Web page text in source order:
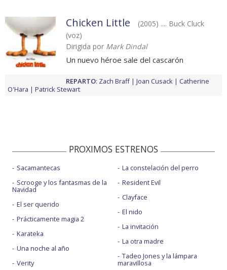
Chicken Little
(2005) .... Buck Cluck
(voz)
Dirigida por Mark Dindal
Un nuevo héroe sale del cascarón
REPARTO: Zach Braff Joan Cusack
Catherine
O'Hara
Patrick Stewart
PROXIMOS ESTRENOS
Sacamantecas
Scrooge y los fantasmas de la
Navidad
El ser querido
Prácticamente magia 2
Karateka
Una noche al año
Verity
La constelación del perro
Resident Evil
Clayface
El nido
La invitación
La otra madre
Tadeo Jones y la lámpara
maravillosa